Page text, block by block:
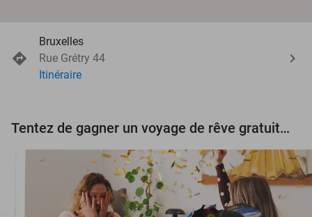
Bruxelles
Rue Grétry 44
Itinéraire
Tentez de gagner un voyage de rêve gratuit d'une valeur de 3.000 € !